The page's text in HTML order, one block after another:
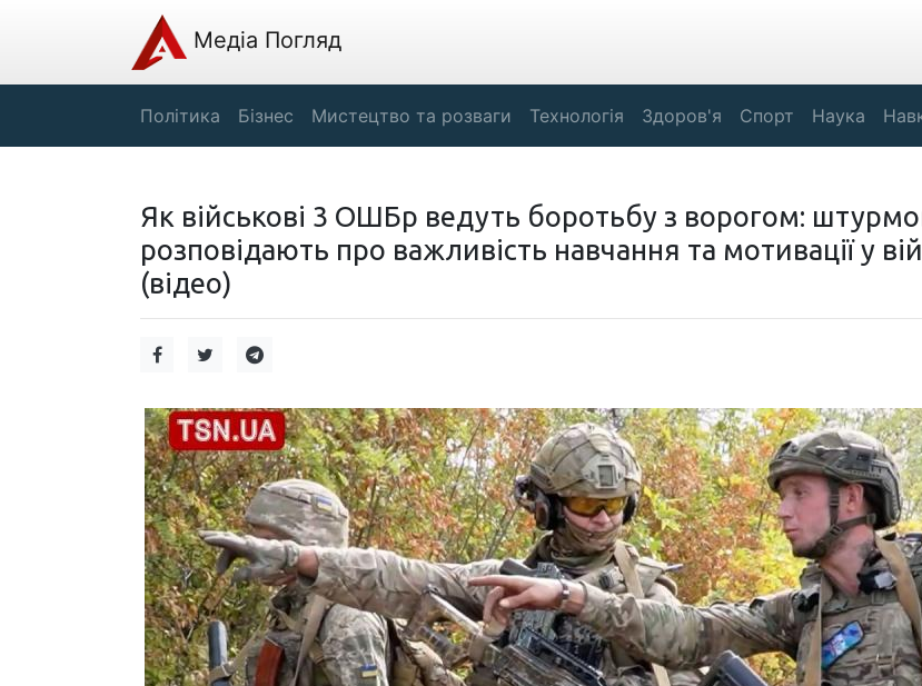
Медіа Погляд
Політика Бізнес Мистецтво та розваги Технологія Здоров'я Спорт Наука
Як військові 3 ОШБр ведуть боротьбу з ворогом:
розповідають про важливість навчання та мотивації у
(відео)